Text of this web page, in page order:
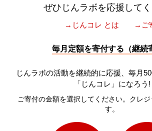
ぜひじんラボを応援して
→じんコレ とは →ご
毎月定額を寄付する（継続
じんラボの活動を継続的に応援、毎月
「じんコレ」になろう!
ご寄付の金額を選択してください。クレジ
す。